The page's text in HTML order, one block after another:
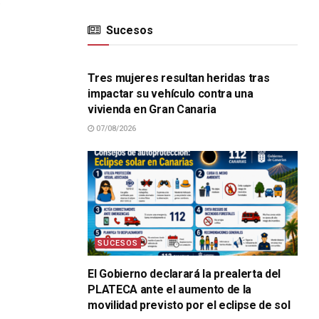
Sucesos
SUCESOS
Tres mujeres resultan heridas tras
impactar su vehículo contra una
vivienda en Gran Canaria
07/08/2026
SUCESOS
El Gobierno declarará la prealerta del
PLATECA ante el aumento de la
movilidad previsto por el eclipse de sol